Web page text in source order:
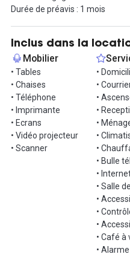
Pour vous restaurer entre midi
l'espace cuisine ou alors vous
délicieux restaurant situé à
se veut comme une cantine
Marseille.
Du petit déjeuner business au
joyeux du restaurant sera
La location est ultra-flexible,
Accès :
En plein centre-ville de
un Monoprix juste en face,
parking Indigo (et un tarif
Gare de Marseille Saint-
Navette Aéroport Marseille: 20
Parking Indigo: Au pied de
Durée de préavis : 1 mois
Inclus dans la
Mobilier
• Tables
• Chaises
• Téléphone
• Imprimante
• Ecrans
• Vidéo projecteur
• Scanner
•
•
•
•
•
•
•
• Bulle
•
• Salle
•
•
•
• Café à
• Alarme